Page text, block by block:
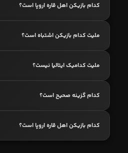
کدام بازیکن اهل قاره اروپا است؟
ملیت کدام بازیکن اشتباه است؟
ملیت کدامیک ایتالیا نیست؟
کدام گزینه صحیح است؟
کدام بازیکن اهل قاره اروپا است؟